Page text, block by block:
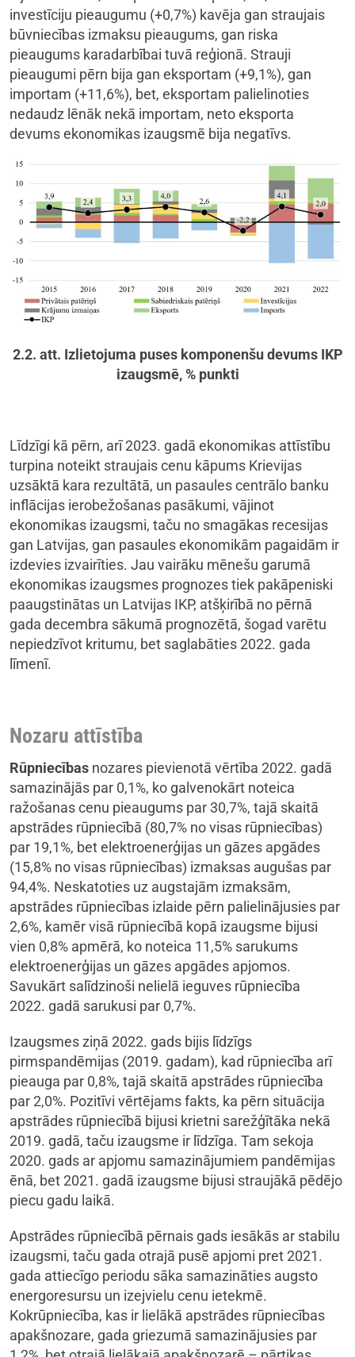
investīciju pieaugumu (+0,7%) kavēja gan straujais
būvniecības izmaksu pieaugums, gan riska
pieaugums karadarbībai tuvā reģionā. Strauji
pieaugumi pērn bija gan eksportam (+9,1%), gan
importam (+11,6%), bet, eksportam palielinoties
nedaudz lēnāk nekā importam, neto eksporta
devums ekonomikas izaugsmē bija negatīvs.
2.2. att. Izlietojuma puses komponenšu devums IKP
izaugsmē, % punkti
Līdzīgi kā pērn, arī 2023. gadā ekonomikas attīstību
turpina noteikt straujais cenu kāpums Krievijas
uzsāktā kara rezultātā, un pasaules centrālo banku
inflācijas ierobežošanas pasākumi, vājinot
ekonomikas izaugsmi, taču no smagākas recesijas
gan Latvijas, gan pasaules ekonomikām pagaidām ir
izdevies izvairīties. Jau vairāku mēnešu garumā
ekonomikas izaugsmes prognozes tiek pakāpeniski
paaugstinātas un Latvijas IKP, atšķirībā no pērnā
gada decembra sākumā prognozētā, šogad varētu
nepiedzīvot kritumu, bet saglabāties 2022. gada
līmenī.
Nozaru attīstība
Rūpniecības nozares pievienotā vērtība 2022. gadā
samazinājās par 0,1%, ko galvenokārt noteica
ražošanas cenu pieaugums par 30,7%, tajā skaitā
apstrādes rūpniecībā (80,7% no visas rūpniecības)
par 19,1%, bet elektroenerģijas un gāzes apgādes
(15,8% no visas rūpniecības) izmaksas augušas par
94,4%. Neskatoties uz augstajām izmaksām,
apstrādes rūpniecības izlaide pērn palielinājusies par
2,6%, kamēr visā rūpniecībā kopā izaugsme bijusi
vien 0,8% apmērā, ko noteica 11,5% sarukums
elektroenerģijas un gāzes apgādes apjomos.
Savukārt salīdzinoši nelielā ieguves rūpniecība
2022. gadā sarukusi par 0,7%.
Izaugsmes ziņā 2022. gads bijis līdzīgs
pirmspandēmijas (2019. gadam), kad rūpniecība arī
pieauga par 0,8%, tajā skaitā apstrādes rūpniecība
par 2,0%. Pozitīvi vērtējams fakts, ka pērn situācija
apstrādes rūpniecībā bijusi krietni sarežģītāka nekā
2019. gadā, taču izaugsme ir līdzīga. Tam sekoja
2020. gads ar apjomu samazinājumiem pandēmijas
ēnā, bet 2021. gadā izaugsme bijusi straujākā pēdējo
piecu gadu laikā.
Apstrādes rūpniecībā pērnais gads iesākās ar stabilu
izaugsmi, taču gada otrajā pusē apjomi pret 2021.
gada attiecīgo periodu sāka samazināties augsto
energoresursu un izejvielu cenu ietekmē.
Kokrūpniecība, kas ir lielākā apstrādes rūpniecības
apakšnozare, gada griezumā samazinājusies par